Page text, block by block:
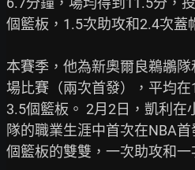
個籃板，1.5次助攻和2.4次蓋
本賽季，他為新奧爾良鵜鶘
場比賽（兩次首發），平均
3.5個籃板。 2月2日，凱利在
隊的職業生涯中首次在NBA
個籃板的雙雙，一次助攻和一